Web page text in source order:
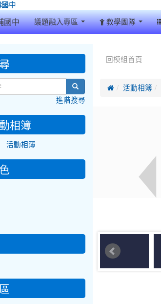
國中 議題融入專區 教學團隊
回模組首頁
 活動相簿
search
進階搜尋
相簿
活動相簿